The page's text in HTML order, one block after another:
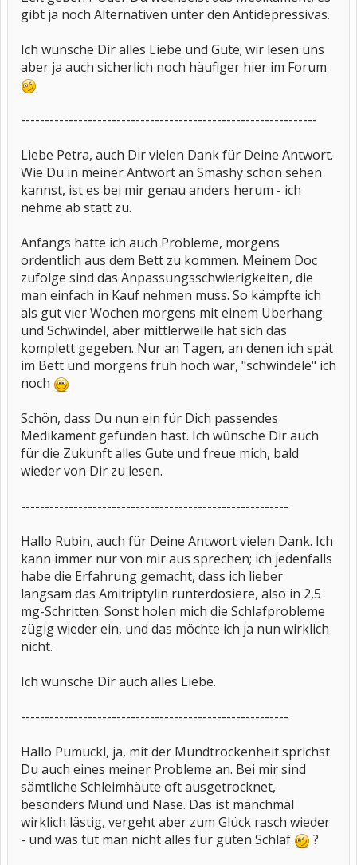
gibt ja noch Alternativen unter den Antidepressivas.
Ich wünsche Dir alles Liebe und Gute; wir lesen uns
aber ja auch sicherlich noch häufiger hier im Forum
--------------------------------------------------------------
Liebe Petra, auch Dir vielen Dank für Deine Antwort.
Wie Du in meiner Antwort an Smashy schon sehen
kannst, ist es bei mir genau anders herum - ich
nehme ab statt zu.
Anfangs hatte ich auch Probleme, morgens
ordentlich aus dem Bett zu kommen. Meinem Doc
zufolge sind das Anpassungsschwierigkeiten, die
man einfach in Kauf nehmen muss. So kämpfte ich
als gut vier Wochen morgens mit einem Überhang
und Schwindel, aber mittlerweile hat sich das
komplett gegeben. Nur an Tagen, an denen ich spät
im Bett und morgens früh hoch war, "schwindele" ich
noch
Schön, dass Du nun ein für Dich passendes
Medikament gefunden hast. Ich wünsche Dir auch
für die Zukunft alles Gute und freue mich, bald
wieder von Dir zu lesen.
--------------------------------------------------------
Hallo Rubin, auch für Deine Antwort vielen Dank. Ich
kann immer nur von mir aus sprechen; ich jedenfalls
habe die Erfahrung gemacht, dass ich lieber
langsam das Amitriptylin runterdosiere, also in 2,5
mg-Schritten. Sonst holen mich die Schlafprobleme
zügig wieder ein, und das möchte ich ja nun wirklich
nicht.
Ich wünsche Dir auch alles Liebe.
--------------------------------------------------------
Hallo Pumuckl, ja, mit der Mundtrockenheit sprichst
Du auch eines meiner Probleme an. Bei mir sind
sämtliche Schleimhäute oft ausgetrocknet,
besonders Mund und Nase. Das ist manchmal
wirklich lästig, vergeht aber zum Glück rasch wieder
- und was tut man nicht alles für guten Schlaf
?